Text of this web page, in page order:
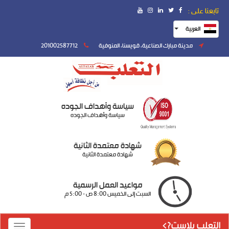
تابعنا على :
العربية
مدينة مبارك الصناعية، قويسنا، المنوفية
سياسة وأهداف الجوده
سياسة وأهداف الجوده
شهادة معتمدة الثانية
شهادة معتمدة الثانية
مواعيد العمل الرسمية
السبت إلى الخميس 8:00 ص - 5:00 م
التعلب بلاست?>